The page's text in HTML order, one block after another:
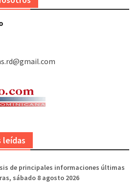
leídas
de principales informaciones últimas
sábado 8 agosto 2026